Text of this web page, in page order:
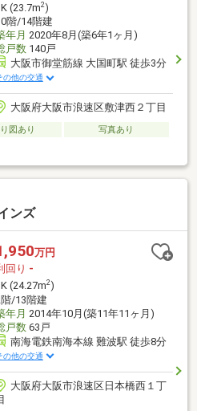
(23.7m2)
階/14階建
年月 2020年8月(築6年1ヶ月)
戸数140戸
大阪市御堂筋線 大国町駅 徒歩3分
の他の交通
大阪府大阪市浪速区敷津西２丁目
図あり
写真あり
ンズ
万円
回り -
(24.27m2)
/13階建
年月 2014年10月(築11年11ヶ月)
戸数63戸
南海電鉄南海本線 難波駅 徒歩8分
の他の交通
大阪府大阪市浪速区日本橋西１丁